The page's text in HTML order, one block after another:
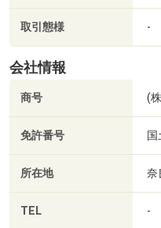
■【病院】地方独立行政
医療センター（約1453m
■【郵便局】竜田郵便局（
12分）
■【郵便局】斑鳩興留郵
■【役所】斑鳩町役場（
■【銀行】南都銀行法隆
分）
ロ！
上げます。
◆◇◆アットホームなス
「家を買うのは初めてで
経験豊富なスタッフが丁
ご相談ください！
「気に入った物件があっ
取引態様 -
会社情報
商号 (
免許番号
所在地 奈
TEL -